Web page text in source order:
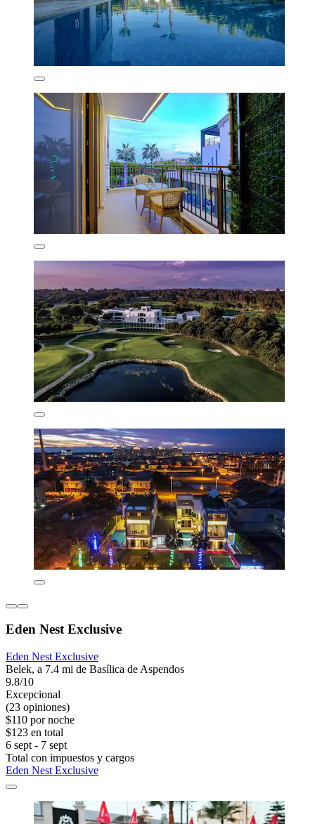
Eden Nest Exclusive
Eden Nest Exclusive
Belek, a 7.4 mi de Basílica de Aspendos
9.8/10
Excepcional
(23 opiniones)
$110 por noche
$123 en total
6 sept - 7 sept
Total con impuestos y cargos
Eden Nest Exclusive